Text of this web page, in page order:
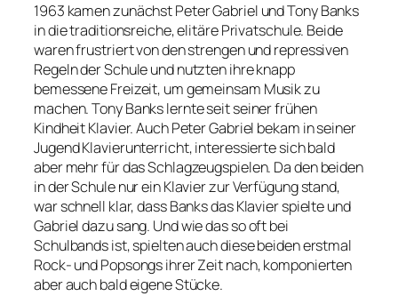
1963 kamen zunächst Peter Gabriel und Tony Banks
in die traditionsreiche, elitäre Privatschule. Beide
waren frustriert von den strengen und repressiven
Regeln der Schule und nutzten ihre knapp
bemessene Freizeit, um gemeinsam Musik zu
machen. Tony Banks lernte seit seiner frühen
Kindheit Klavier. Auch Peter Gabriel bekam in seiner
Jugend Klavierunterricht, interessierte sich bald
aber mehr für das Schlagzeugspielen. Da den beiden
in der Schule nur ein Klavier zur Verfügung stand,
war schnell klar, dass Banks das Klavier spielte und
Gabriel dazu sang. Und wie das so oft bei
Schulbands ist, spielten auch diese beiden erstmal
Rock- und Popsongs ihrer Zeit nach, komponierten
aber auch bald eigene Stücke.